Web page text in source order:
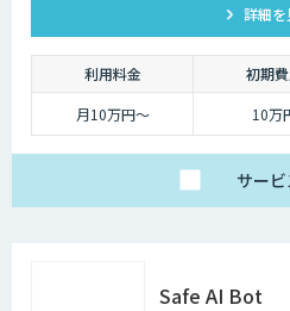
詳細を
利用料金 初期
月10万円〜
10万
サー
Safe AI Bot